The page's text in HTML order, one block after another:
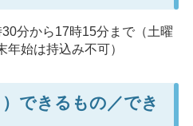
分から17時15分まで（土曜
年始は持込み不可）
できるもの／でき